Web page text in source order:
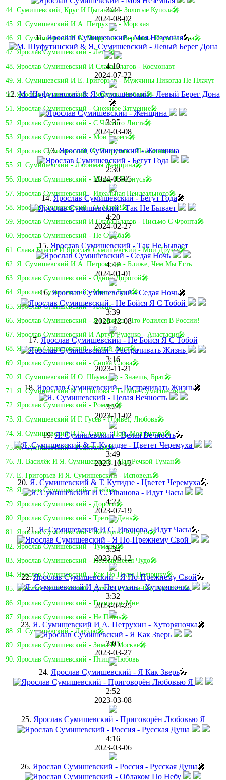
44. Сумишевский, Круг И Цыганова - Золотые Купола🎤
45. Я. Сумишевский И А. Петрухин - Морская
46. Я. Сумишевский И А. Петрухин - Вероника Перепёлкина🎤
47. Ярослав Сумишевский - Лети🎤
48. Ярослав Сумишевский И Слава Благов - Космонавт
49. Я. Сумишевский И Е. Григорьев - Мужчины Никогда Не Плачут
50. Ярослав Сумишевский - Вернись, Любовь🎤
51. Ярослав Сумишевский - Снежное Затмение🎤
52. Ярослав Сумишевский - С Чистого Листа🎤
53. Ярослав Сумишевский - Мои Берега🎤
54. Ярослав Сумишевский, А. Петрухин - Пластиночка
55. Я. Сумишевский - Любимая Женщина🎤
56. Ярослав Сумишевский - Мама, Я Вернусь🎤
57. Ярослав Сумишевский - Идеальная Неидеального🎤
58. Ярослав Сумишевский - О, Мари!🎤
59. Ярослав Сумишевский И Слава Благов - Письмо С Фронта🎤
60. Ярослав Сумишевский - Не Судьба🎤
61. Слава Благов И Ярослав Сумишевский - Мои Друзья🎤
62. Я. Сумишевский И А. Петровская - Ближе, Чем Мы Есть
63. Ярослав Сумишевский - Одной Дорогой🎤
64. Ярослав Сумишевский - Мчатся Тучи🎤
65. Ярослав Сумишевский - Алёна
66. Ярослав Сумишевский - Я Горжусь, Что Родился В России!
67. Ярослав Сумишевский И Артур Руденко - Анастасия🎤
68. Ярослав Сумишевский - Белый Аист🎤
69. Ярослав Сумишевский - Снова Слова🎤
70. Я. Сумишевский И О. Шаумаров - Знаешь, Брат🎤
71. Я. Сумишевский И Л. Попова - Ты Моё Сумасшествие
72. Ярослав Сумишевский - Романс🎤
73. Я. Сумишевский И Г. Гусев - Привет, Любовь🎤
74. Я. Сумишевский И Гр. Садко - Пой, Моя Гитара🎤
75. Я. Сумишевский - Родителям🎤
76. Л. Василёк И Я. Сумишевский - Над Речкой Туман🎤
77. Е. Григорьев И Я. Сумишевский - Исповедь🎤
78. Ярослав Сумишевский - Любовь
79. Ярослав Сумишевский - Дороги🎤
80. Ярослав Сумишевский - Третий День🎤
81. Ярослав Сумишевский - Женщина Августа🎤
82. Ярослав Сумишевский - Туманы🎤
83. Ярослав Сумишевский - Несбывшееся Чудо🎤
84. Ярослав Сумишевский - Как По Полю-Полюшку🎤
85. Ярослав Сумишевский - Давай Оставим Всё, Как Есть🎤
86. Ярослав Сумишевский - Говоришь Мне
87. Ярослав Сумишевский - Не Плачь🎤
88. Я. Сумишевский - Люблю🎤
89. Ярослав Сумишевский - Зима В Москве🎤
90. Ярослав Сумишевский - Птица-Любовь
3:24
2024-08-02
11.Ярослав Сумишевский - Моя Неземная🎤
4:10
2024-07-22
12.М. Шуфутинский & Я. Сумишевский - Левый Берег Дона
🎤
3:35
2024-03-08
13.Ярослав Сумишевский - Женщина
2:30
2024-03-05
14.Ярослав Сумишевский - Бегут Года🎤
4:20
2024-02-27
15. Ярослав Сумишевский - Так Не Бывает
4:47
2024-01-01
16.Ярослав Сумишевский - Седая Ночь🎤
3:39
2023-12-08
17. Ярослав Сумишевский - Не Бойся Я С Тобой
3:16
2023-11-21
18. Ярослав Сумишевский - Растрачивать Жизнь🎤
3:24
2023-11-02
19.Я. Сумишевский - Целая Вечность🎤
3:49
2023-10-13
20.Я. Сумишевский & Т. Кутидзе - Цветет Черемуха🎤
4:22
2023-07-19
21.Я. Сумишевский И С. Иванова - Идут Часы🎤
3:34
2023-06-12
22.Ярослав Сумишевский - Я По-Прежнему Свой🎤
3:32
2023-04-25
23. Я. Сумишевский И А. Петрухин - Хуторяночка🎤
3:05
2023-03-27
24. Ярослав Сумишевский - Я Как Зверь🎤
2:52
2023-03-08
25. Ярослав Сумишевский - Приговорён Любовью Я
4:16
2023-03-06
26. Ярослав Сумишевский - Россия - Русская Душа🎤